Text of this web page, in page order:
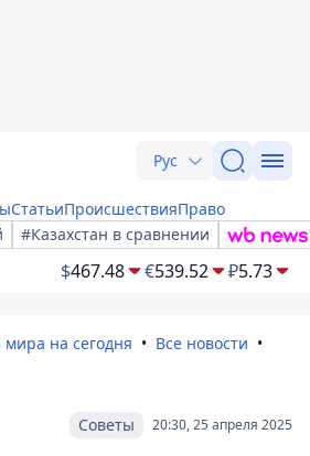
Рус
СтатьиПроисшествияПраво
#Казахстан в сравнении
$467.48 €539.52 ₽5.73
мира на сегодня
Все новости
20:30, 25 апреля 2025
Советы